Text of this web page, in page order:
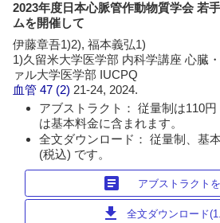
2023年度日本心脈管作動物質学会 若
ムを開催して
伊藤章吾1)2), 福本義弘1)
1)久留米大学医学部 内科学講座 心臓
ァル大学医学部 IUCPQ
血管 47 (2) 21-24, 2024.
アブストラクト： 従量制は110
は基本料金に含まれます。
全文ダウンロード： 従量制、基
(税込) です。
article アブストラクト
download 全文ダウンロード